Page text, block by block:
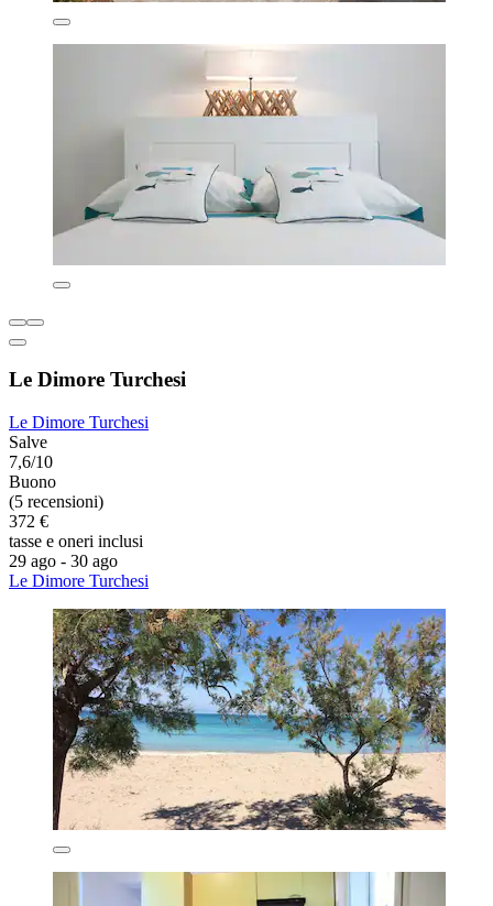
Le Dimore Turchesi
Le Dimore Turchesi
Salve
7,6/10
Buono
(5 recensioni)
372 €
tasse e oneri inclusi
29 ago - 30 ago
Le Dimore Turchesi